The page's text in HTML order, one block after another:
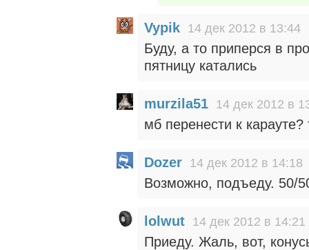
Vypik 14 дек 2012 в 13:44
Буду, а то приперся в
пятницу катались
murzila51 14 дек 2012 в
мб перенести к
Dozer 14 дек 2012 в 14:18
Возможно, подъеду. 50/
lolwut 14 дек 2012 в 14:21
Приеду. Жаль, вот,